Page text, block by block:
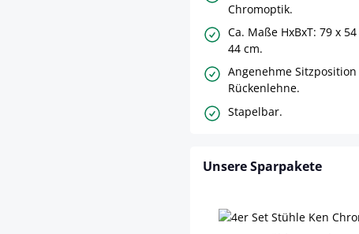
Chromoptik.
Ca. Maße HxBxT: 79 x
44 cm.
Angenehme
Rückenlehne.
Stapelbar.
Unsere Sparpakete